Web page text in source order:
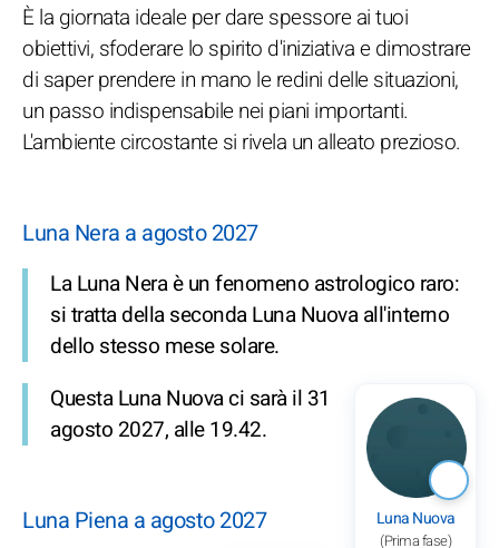
È la giornata ideale per dare spessore ai tuoi
obiettivi, sfoderare lo spirito d'iniziativa e dimostrare
di saper prendere in mano le redini delle situazioni,
un passo indispensabile nei piani importanti.
L'ambiente circostante si rivela un alleato prezioso.
Luna Nera a agosto 2027
La Luna Nera è un fenomeno astrologico raro:
si tratta della seconda Luna Nuova all'interno
dello stesso mese solare.
Luna Nuova
(Prima fase)
Questa Luna Nuova ci sarà il 31
agosto 2027, alle 19.42.
Luna Piena a agosto 2027